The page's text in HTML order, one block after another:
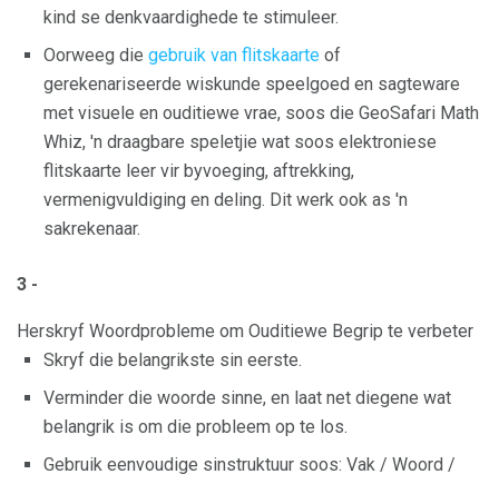
kind se denkvaardighede te stimuleer.
Oorweeg die gebruik van flitskaarte of
gerekenariseerde wiskunde speelgoed en sagteware
met visuele en ouditiewe vrae, soos die GeoSafari Math
Whiz, 'n draagbare speletjie wat soos elektroniese
flitskaarte leer vir byvoeging, aftrekking,
vermenigvuldiging en deling. Dit werk ook as 'n
sakrekenaar.
3 -
Herskryf Woordprobleme om Ouditiewe Begrip te verbeter
Skryf die belangrikste sin eerste.
Verminder die woorde sinne, en laat net diegene wat
belangrik is om die probleem op te los.
Gebruik eenvoudige sinstruktuur soos: Vak / Woord /